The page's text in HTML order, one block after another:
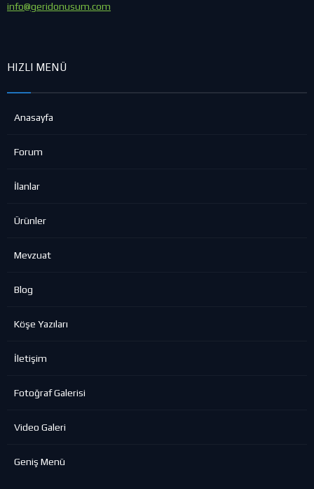
info@geridonusum.com
HIZLI MENÜ
Anasayfa
Forum
İlanlar
Ürünler
Mevzuat
Blog
Köşe Yazıları
İletişim
Fotoğraf Galerisi
Video Galeri
Geniş Menü